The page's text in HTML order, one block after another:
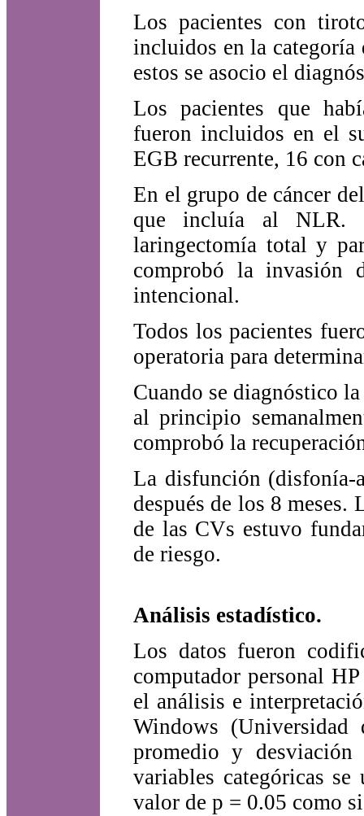
Los pacientes con
incluidos en la categoría
estos se asocio el
Los pacientes que
fueron incluidos en el
EGB recurrente, 16 con
En el grupo de cáncer
que incluía al NLR.
laringectomía total y
comprobó la invasión
intencional.
Todos los pacientes
operatoria para
Cuando se diagnóstico
al principio
comprobó la
La disfunción (disfonía-
después de los 8
de las CVs estuvo
de riesgo.
Análisis estadístico.
Los datos fueron
computador personal
el análisis e
Windows (Universidad
promedio y desviación
variables categóricas
valor de p = 0.05 como